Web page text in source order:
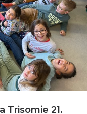
Trisomie 21.